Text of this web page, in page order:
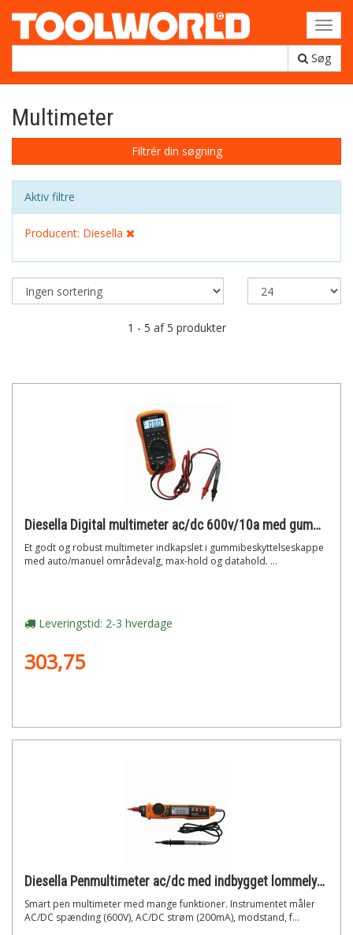
Søg
Multimeter
Filtrér din søgning
Aktiv filtre
Producent: Diesella
1 - 5 af 5 produkter
Diesella Digital multimeter ac/dc 600v/10a med gummikappe
Et godt og robust multimeter indkapslet i gummibeskyttelseskappe
med auto/manuel områdevalg, max-hold og datahold. ...
Leveringstid: 2-3 hverdage
303,75
Diesella Penmultimeter ac/dc med indbygget lommelygte
Smart pen multimeter med mange funktioner. Instrumentet måler
AC/DC spænding (600V), AC/DC strøm (200mA), modstand, f...